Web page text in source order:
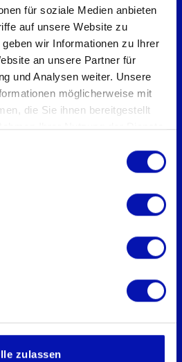
für soziale Medien anbieten
auf unsere Website zu
wir Informationen zu Ihrer
an unsere Partner für
und Analysen weiter. Unsere
möglicherweise mit
die Sie ihnen bereitgestellt
Ihrer Nutzung der Dienste
zulassen
und
sbv
00
0000 3000 2887 6
die